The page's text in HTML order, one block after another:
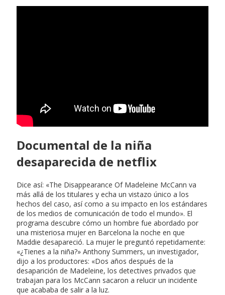
Documental de la niña
desaparecida de netflix
Dice así: «The Disappearance Of Madeleine McCann va
más allá de los titulares y echa un vistazo único a los
hechos del caso, así como a su impacto en los estándares
de los medios de comunicación de todo el mundo». El
programa descubre cómo un hombre fue abordado por
una misteriosa mujer en Barcelona la noche en que
Maddie desapareció. La mujer le preguntó repetidamente:
«¿Tienes a la niña?» Anthony Summers, un investigador,
dijo a los productores: «Dos años después de la
desaparición de Madeleine, los detectives privados que
trabajan para los McCann sacaron a relucir un incidente
que acababa de salir a la luz.